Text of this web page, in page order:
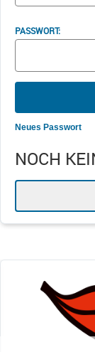
PASSWORT:
Neues Passwort
NOCH